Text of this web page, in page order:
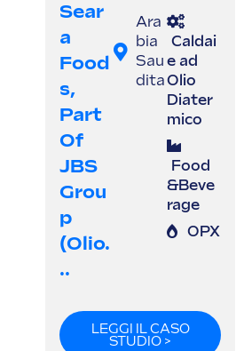
Sear
A
Food
S,
Part
Of
JBS
Grou
P
(olio.
..
Ara
bia
Sau
dita
Caldai
e ad
Olio
Diater
mico
Food
&Beve
rage
OPX
LEGGI IL CASO
STUDIO >